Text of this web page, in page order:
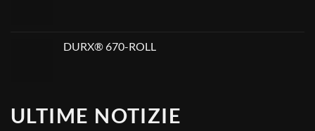
DURX® 670-ROLL
ULTIME NOTIZIE